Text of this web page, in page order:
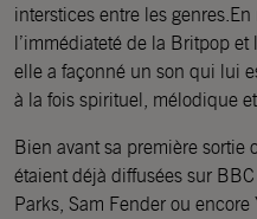
interstices entre les
l’immédiateté de la Britpop et
elle a façonné un son qui lui
à la fois spirituel, mélodique
Bien avant sa première sortie
étaient déjà diffusées sur
Parks, Sam Fender ou encore